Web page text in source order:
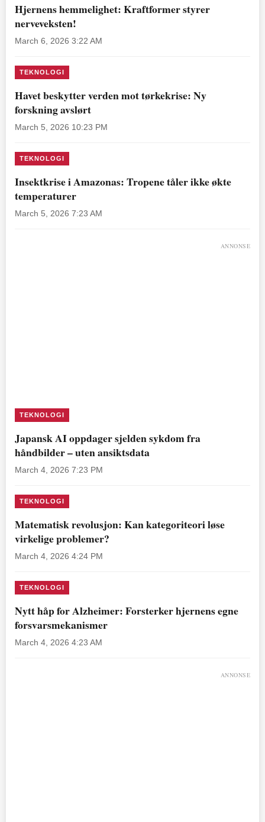
Hjernens hemmelighet: Kraftformer styrer
nerveveksten!
March 6, 2026 3:22 AM
TEKNOLOGI
Havet beskytter verden mot tørkekrise: Ny
forskning avslørt
March 5, 2026 10:23 PM
TEKNOLOGI
Insektkrise i Amazonas: Tropene tåler ikke økte
temperaturer
March 5, 2026 7:23 AM
ANNONSE
TEKNOLOGI
Japansk AI oppdager sjelden sykdom fra
håndbilder – uten ansiktsdata
March 4, 2026 7:23 PM
TEKNOLOGI
Matematisk revolusjon: Kan kategoriteori løse
virkelige problemer?
March 4, 2026 4:24 PM
TEKNOLOGI
Nytt håp for Alzheimer: Forsterker hjernens egne
forsvarsmekanismer
March 4, 2026 4:23 AM
ANNONSE